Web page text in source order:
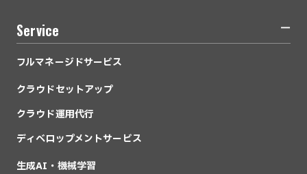
Service
フルマネージドサービス
クラウドセットアップ
クラウド運用代行
ディベロップメントサービス
生成AI・機械学習